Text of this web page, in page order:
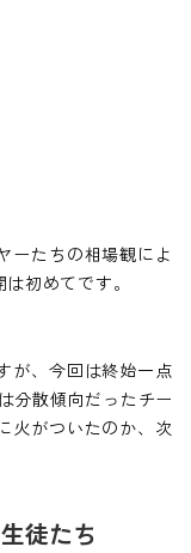
ーたちの相場観によ
初めてです。
が、今回は終始一点
分散傾向だったチー
火がついたのか、次
徒たち